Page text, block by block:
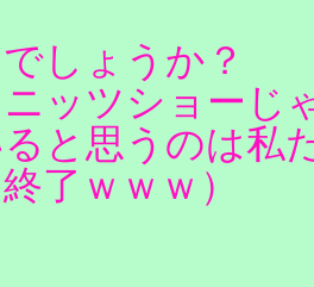
しょうか？
ッツショーじ
と思うのは私
了ｗｗｗ）